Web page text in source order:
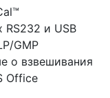
и USB
GMP
о взвешивания
Office